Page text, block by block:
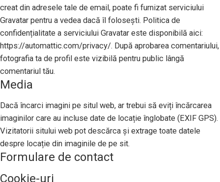
creat din adresele tale de email, poate fi furnizat serviciului
Gravatar pentru a vedea dacă îl folosești. Politica de
confidențialitate a serviciului Gravatar este disponibilă aici:
https://automattic.com/privacy/. După aprobarea comentariului,
fotografia ta de profil este vizibilă pentru public lângă
comentariul tău.
Media
Dacă încarci imagini pe situl web, ar trebui să eviți încărcarea
imaginilor care au incluse date de locație înglobate (EXIF GPS).
Vizitatorii sitului web pot descărca și extrage toate datele
despre locație din imaginile de pe sit.
Formulare de contact
Cookie-uri